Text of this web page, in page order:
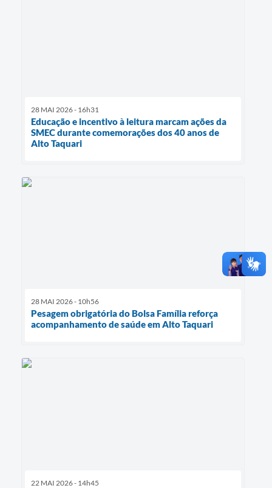
28 MAI 2026 - 16h31
Educação e incentivo à leitura marcam ações da
SMEC durante comemorações dos 40 anos de
Alto Taquari
28 MAI 2026 - 10h56
Pesagem obrigatória do Bolsa Família reforça
acompanhamento de saúde em Alto Taquari
22 MAI 2026 - 14h45